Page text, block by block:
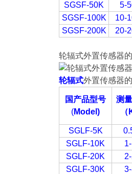
SGSF-50K
5-
SGSF-100K
10-
SGSF-200K
20-
轮辐式外置传感器
轮辐式外置传感器
国产品型号
(Model)
测
（
SGLF-5K
SGLF-10K
SGLF-20K
SGLF-30K